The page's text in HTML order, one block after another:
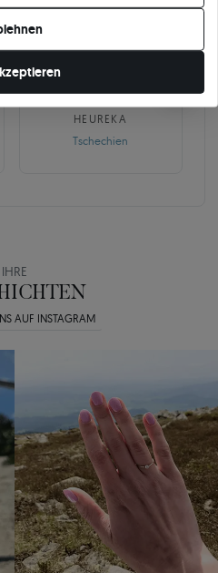
252
HEUREKA
Tschechien
IHRE
AUF INSTAGRAM